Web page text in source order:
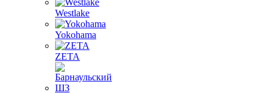
Westlake
Yokohama
ZETA